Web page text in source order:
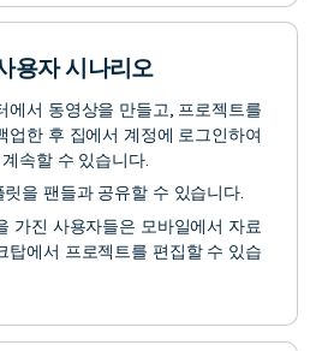
용자 시나리오
에서 동영상을 만들고, 프로젝트를
업한 후 집에서 계정에 로그인하여
속할 수 있습니다.
을 팬들과 공유할 수 있습니다.
가진 사용자들은 모바일에서 자료
탑에서 프로젝트를 편집할 수 있습